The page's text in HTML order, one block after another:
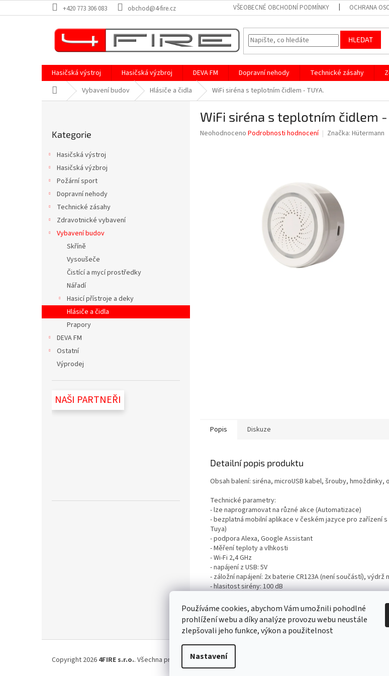
Používáme cookies, abychom Vám umožnili pohodlné
prohlížení webu a díky analýze provozu webu neustále
zlepšovali jeho funkce, výkon a použitelnost
Nastavení
na
+420 773 306 083 obchod@4-fire.cz VŠEOBECNÉ OBCHODNÍ PODMÍNKY OCHRANA
HLEDAT
Hasičská výstroj Hasičská výzbroj DEVA FM Dopravní nehody Technické zásahy
Domů Vybavení budov Hlásiče a čidla WiFi siréna s teplotním čidlem - TUYA.
kategorie
Kategorie
Hasičská výstroj
Hasičská výzbroj
Požární sport
Dopravní nehody
Technické zásahy
Zdravotnické vybavení
Vybavení budov
Skříně
Vysoušeče
Čistící a mycí prostředky
Nářadí
Hasicí přístroje a deky
Hlásiče a čidla
Prapory
DEVA FM
Ostatní
Výprodej
NAŠI PARTNEŘI
WiFi siréna s teplotním čidlem -
Průměrné
Neohodnoceno Podrobnosti hodnocení Značka: Hütermann
Popis Diskuze
Detailní popis produktu
Obsah balení: siréna, microUSB kabel, šrouby, hmoždinky,
Technické parametry:
- lze naprogramovat na různé akce (Automatizace)
- bezplatná mobilní aplikace v českém jazyce pro zařízení s
Tuya)
- podpora Alexa, Google Assistant
- Měření teploty a vlhkosti
- Wi-Fi 2,4 GHz
- napájení z USB: 5V
- záložní napájení: 2x baterie CR123A (není součástí), výdrž
- hlasitost sirény: 100 dB
- rozměry: 60 × 25 mm
Copyright 2026 4FIRE s.r.o.. Všechna práva vyhrazena.Upravit nastavení cookies